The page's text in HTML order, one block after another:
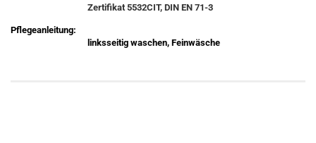
Zertifikat 5532CIT, DIN EN 71-3
Pflegeanleitung:
linksseitig waschen, Feinwäsche